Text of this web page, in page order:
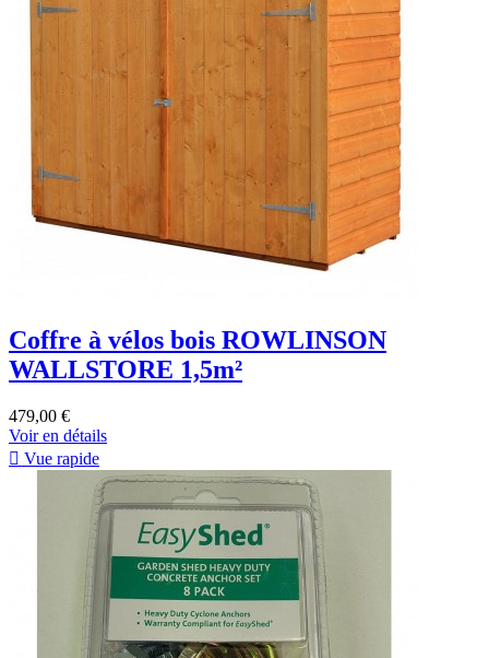
Coffre à vélos bois ROWLINSON
WALLSTORE 1,5m²
479,00 €
Voir en détails
 Vue rapide